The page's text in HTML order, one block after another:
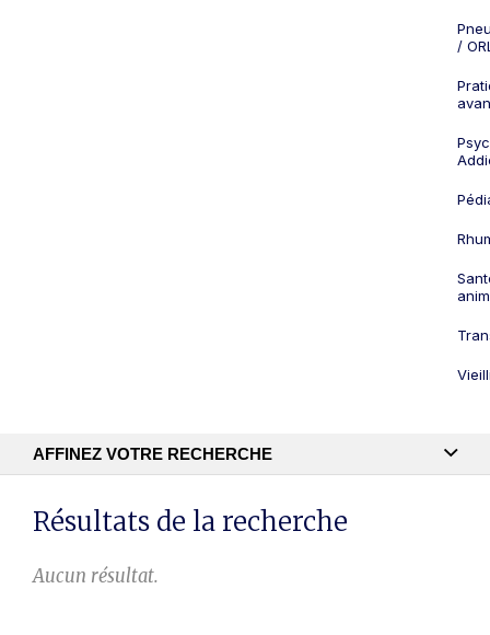
/
AFFINEZ VOTRE RECHERCHE
Recherche textuelle
Publication
Résultats de la recherche
Aucun résultat.